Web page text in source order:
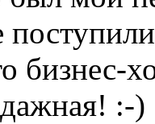
бизнес-
:-)